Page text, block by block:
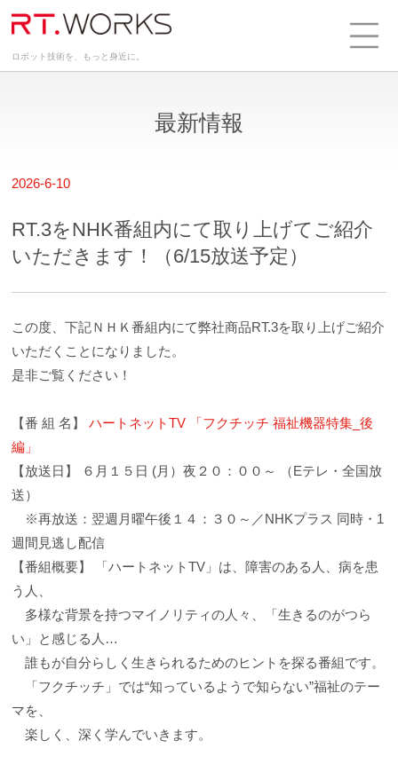
ロボット技術を、もっと身近に。
最新情報
2026-6-10
RT.3をNHK番組内にて取り上げてご紹介
いただきます！（6/15放送予定）
この度、下記ＮＨＫ番組内にて弊社商品RT.3を取り上げご紹介
いただくことになりました。
是非ご覧ください！
【番 組 名】ハートネットTV 「フクチッチ 福祉機器特集_後
編」
【放送日】 ６月１５日 (月）夜２０：００～ （Eテレ・全国放
送）
※再放送：翌週月曜午後１４：３０～／NHKプラス 同時・1
週間見逃し配信
【番組概要】 「ハートネットTV」は、障害のある人、病を患
う人、
多様な背景を持つマイノリティの人々、「生きるのがつら
い」と感じる人…
誰もが自分らしく生きられるためのヒントを探る番組です。
「フクチッチ」では“知っているようで知らない”福祉のテー
マを、
楽しく、深く学んでいきます。